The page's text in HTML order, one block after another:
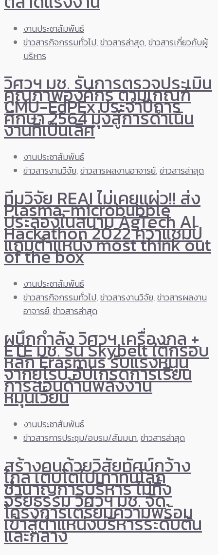
งานประชาสัมพันธ์
ข่าวสารกิจกรรมทั่วไป,ข่าวสารล่าสุด,ข่าวสารเกี่ยวกับผู้
บริหาร
วิศวฯ มช. รับการตรวจประเมิน
คุณภาพองค์กร ตามเกณฑ์
CMU-EdPEx ประจำปีการ
ศึกษา 2564 มุ่งสู่การดำเนิน
งานที่เป็นเลิศ
งานประชาสัมพันธ์
ข่าวสารงานวิจัย,ข่าวสารผลงานอาจารย์,ข่าวสารล่าสุด
ทีมวิจัย REAI ไม่เคยแผ่ว!! ส่ง
Plasma-microbubble
ประลองในสนาม AgTech AI
Hackathon 2022 คว้าแชมป์
แถมตำแหน่ง most think out
of the box
งานประชาสัมพันธ์
ข่าวสารกิจกรรมทั่วไป,ข่าวสารงานวิจัย,ข่าวสารผลงาน
อาจารย์,ข่าวสารล่าสุด
ผนึกกำลัง วิศวฯ เครื่องกล +
ETE มช. รัน Skybelt ใต้กรอบ
หลัก Erasmus รับแรงหนุน
จากยุโรป อัปเกรดการเรียน
การสอนด้านพลังงาน
หมุนเวียน
งานประชาสัมพันธ์
ข่าวสารการประชุม/อบรม/สัมมนา,ข่าวสารล่าสุด
สร้างคนด้วยวิสัยทัศน์กว้าง
ไกล เติบโตไปเท่าทันโลก
ชำนาญการบริหาร ไม่ทิ้ง
จริยธรรม วิศวฯ มช. จัด
โครงการเตรียมความพร้อม
เข้าสู่ตำแหน่งบริหารระดับต้น
และกลาง